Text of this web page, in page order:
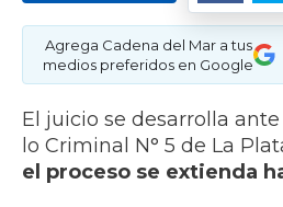
Agrega Cadena del Mar a tus
medios preferidos en Google
El juicio se desarrolla
lo Criminal N° 5 de La
el proceso se extienda